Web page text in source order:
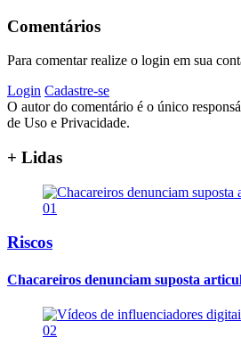
Comentários
Para comentar realize o login em sua
Login Cadastre-se
O autor do comentário é o único
de Uso e Privacidade.
+ Lidas
01
Riscos
Chacareiros denunciam suposta
02